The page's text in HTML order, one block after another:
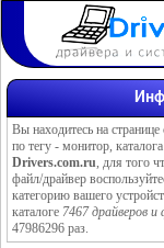
Вы находитесь на
по тегу - монитор,
Drivers.com.ru, для того
файл/драйвер
категорию вашего
каталоге 7467 драйверов и
47986296 раз.